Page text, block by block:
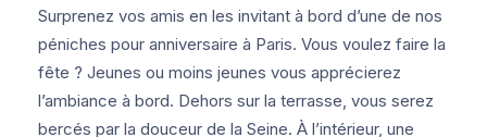
Surprenez vos amis en les invitant à bord d’une de nos
péniches pour anniversaire à Paris. Vous voulez faire la
fête ? Jeunes ou moins jeunes vous apprécierez
l’ambiance à bord. Dehors sur la terrasse, vous serez
bercés par la douceur de la Seine. À l’intérieur, une